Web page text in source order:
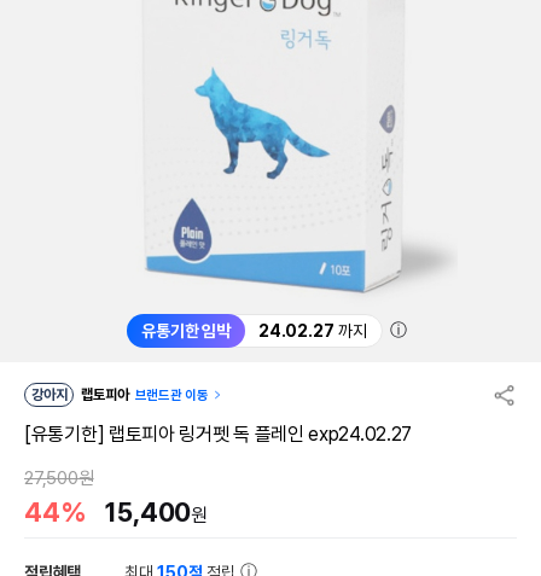
유통기한 임박 24.02.27 까지 ⓘ
강아지 랩토피아 브랜드관 이동
[유통기한] 랩토피아 링거펫 독 플레인 exp24.02.27
27,500원
44% 15,400원